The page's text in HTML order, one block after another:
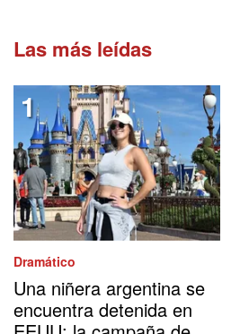
Las más leídas
Dramático
Una niñera argentina se
encuentra detenida en